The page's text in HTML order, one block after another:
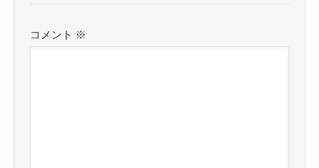
コメント ※